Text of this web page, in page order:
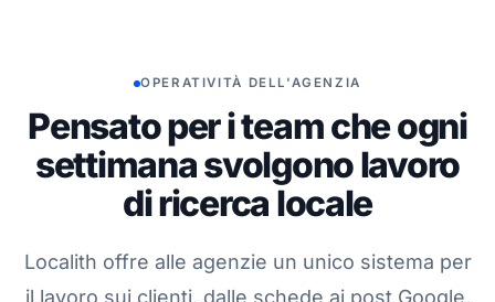
OPERATIVITÀ DELL'AGENZIA
Pensato per i team che ogni
settimana svolgono lavoro
di ricerca locale
Localith offre alle agenzie un unico sistema per
il lavoro sui clienti, dalle schede ai post Google,